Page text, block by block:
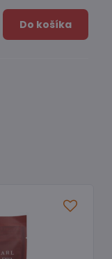
Do košíka